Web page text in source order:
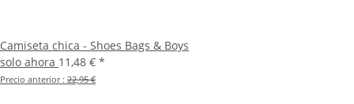
Camiseta chica - Shoes Bags & Boys
solo ahora 11,48 € *
Precio anterior : 22,95 €